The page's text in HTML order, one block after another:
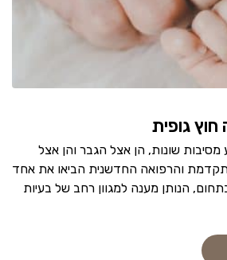
גופית
מסיבות שונות, הן אצל הגבר והן אצל
והרפואה החדשנית הביאו את אחד
הנותן מענה למגוון רחב של בעיות